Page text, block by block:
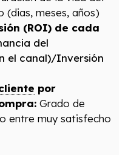
(dias, meses, años)
(ROI) de cada
del
el canal)/Inversión
por
Grado de
entre muy satisfecho